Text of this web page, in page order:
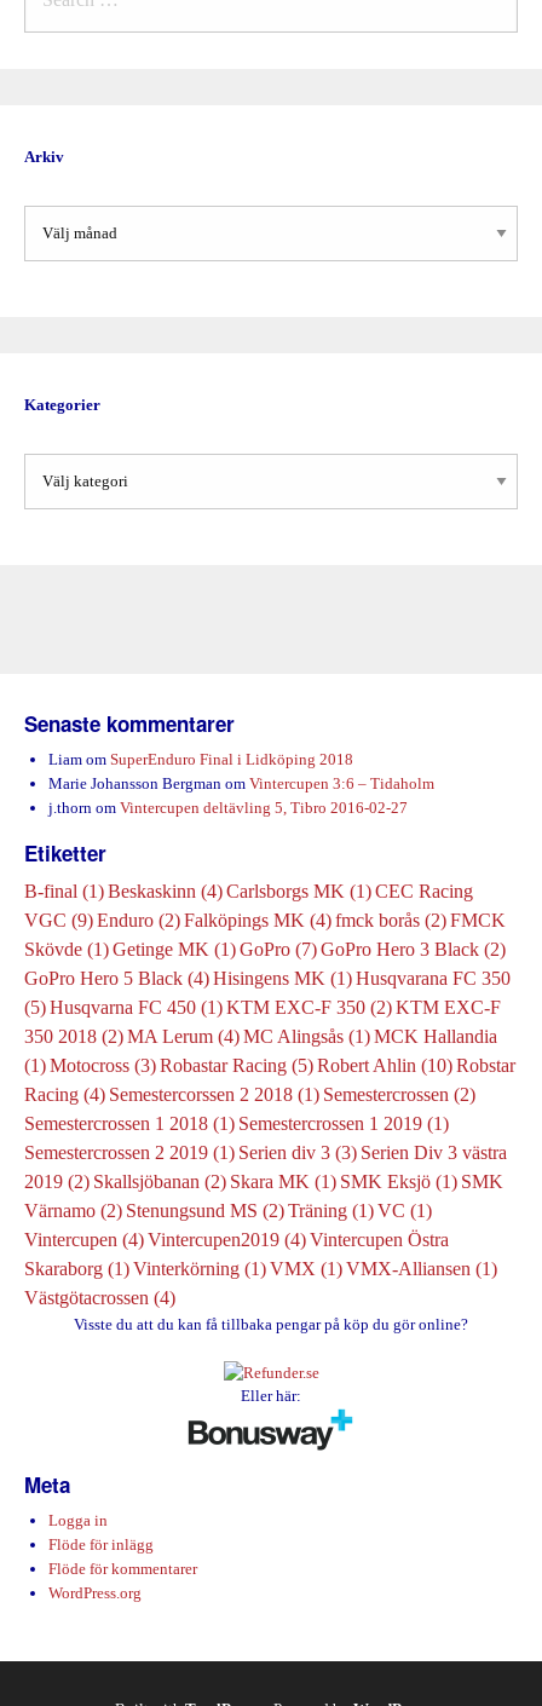
Arkiv
Kategorier
Senaste kommentarer
Liam om SuperEnduro Final i Lidköping 2018
Marie Johansson Bergman om Vintercupen 3:6 – Tidaholm
j.thorn om Vintercupen deltävling 5, Tibro 2016-02-27
Etiketter
B-final (1)Beskaskinn (4)Carlsborgs MK (1)CEC Racing
VGC (9)Enduro (2)Falköpings MK (4)fmck borås (2)FMCK
Skövde (1)Getinge MK (1)GoPro (7)GoPro Hero 3 Black (2)
GoPro Hero 5 Black (4)Hisingens MK (1)Husqvarana FC 350
(5)Husqvarna FC 450 (1)KTM EXC-F 350 (2)KTM EXC-F
350 2018 (2)MA Lerum (4)MC Alingsås (1)MCK Hallandia
(1)Motocross (3)Robastar Racing (5)Robert Ahlin (10)Robstar
Racing (4) Semestercorssen 2 2018 (1) Semestercrossen (2)
Semestercrossen 1 2018 (1) Semestercrossen 1 2019 (1)
Semestercrossen 2 2019 (1) Serien div 3 (3) Serien Div 3 västra
2019 (2) Skallsjöbanan (2) Skara MK (1) SMK Eksjö (1) SMK
Värnamo (2) Stenungsund MS (2)Träning (1)VC (1)
Vintercupen (4)Vintercupen2019 (4)Vintercupen Östra
Skaraborg (1)Vinterkörning (1)VMX (1)VMX-Alliansen (1)
Västgötacrossen (4)
Visste du att du kan få tillbaka pengar på köp du gör online?
Eller här:
Meta
Logga in
Flöde för inlägg
Flöde för kommentarer
WordPress.org